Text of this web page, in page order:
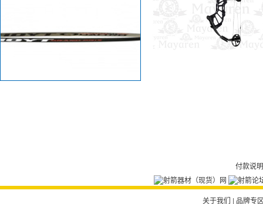
付款说明
关于我们 品牌专